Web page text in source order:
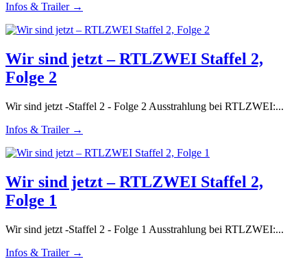
Infos & Trailer →
Wir sind jetzt – RTLZWEI Staffel 2,
Folge 2
Wir sind jetzt -Staffel 2 - Folge 2 Ausstrahlung bei RTLZWEI:...
Infos & Trailer →
Wir sind jetzt – RTLZWEI Staffel 2,
Folge 1
Wir sind jetzt -Staffel 2 - Folge 1 Ausstrahlung bei RTLZWEI:...
Infos & Trailer →